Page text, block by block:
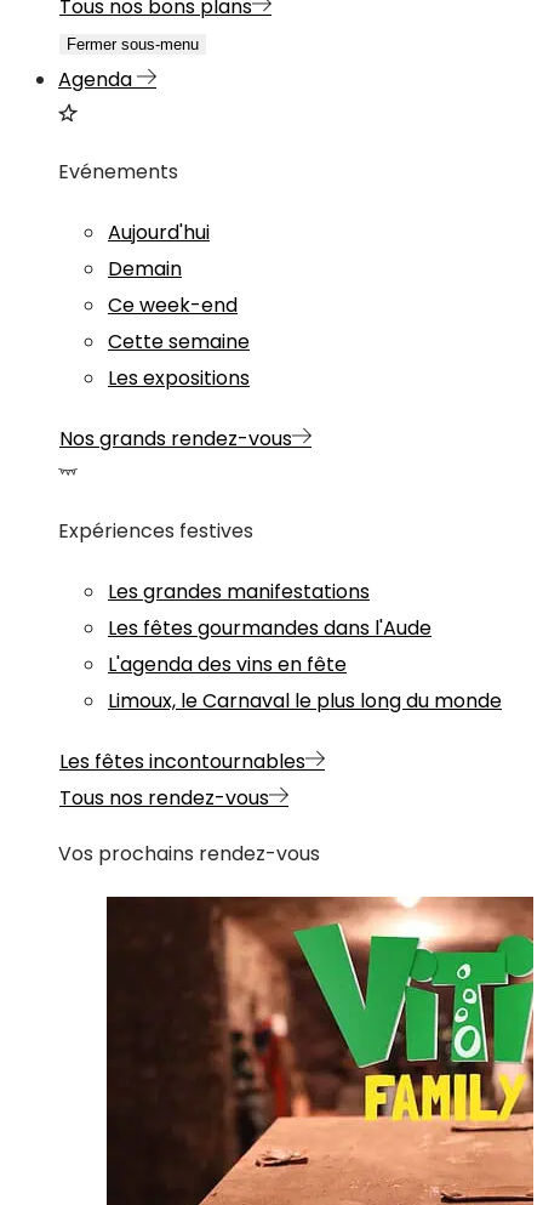
Tous nos bons plans
Fermer sous-menu
Agenda
Evénements
Aujourd'hui
Demain
Ce week-end
Cette semaine
Les expositions
Nos grands rendez-vous
Expériences festives
Les grandes manifestations
Les fêtes gourmandes dans l'Aude
L'agenda des vins en fête
Limoux, le Carnaval le plus long du monde
Les fêtes incontournables
Tous nos rendez-vous
Vos prochains rendez-vous